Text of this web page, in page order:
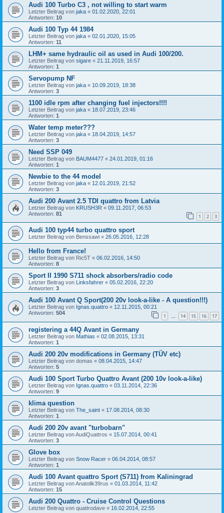
Audi 100 Turbo C3 , not willing to start warm
Letzter Beitrag von jaka « 01.02.2020, 22:01
Antworten: 10
Audi 100 Typ 44 1984
Letzter Beitrag von jaka « 02.01.2020, 15:05
Antworten: 11
LHM+ same hydraulic oil as used in Audi 100/200.
Letzter Beitrag von sigare « 21.11.2019, 16:57
Antworten: 1
Servopump NF
Letzter Beitrag von jaka « 10.09.2019, 18:38
Antworten: 3
1100 idle rpm after changing fuel injectors!!!!
Letzter Beitrag von jaka « 18.07.2019, 23:46
Antworten: 1
Water temp meter???
Letzter Beitrag von jaka « 18.04.2019, 14:57
Antworten: 3
Need SSP 049
Letzter Beitrag von BAUM4477 « 24.01.2019, 01:16
Antworten: 1
Newbie to the 44 model
Letzter Beitrag von jaka « 12.01.2019, 21:52
Antworten: 3
Audi 200 Avant 2.5 TDI quattro from Latvia
Letzter Beitrag von KRUSH3R « 09.11.2017, 06:53
Antworten: 81 1 2 3
Audi 100 typ44 turbo quattro sport
Letzter Beitrag von Benssawi « 26.05.2016, 12:28
Hello from France!
Letzter Beitrag von Ric5T « 06.02.2016, 14:50
Antworten: 8
Sport II 1990 S711 shock absorbers/radio code
Letzter Beitrag von Linksfahrer « 05.02.2016, 22:20
Antworten: 3
Audi 100 Avant Q Sport(200 20v look-a-like - A question!!!)
Letzter Beitrag von Ignas.quattro « 12.11.2015, 00:21
Antworten: 504 1 … 14 15 16 17
registering a 44Q Avant in Germany
Letzter Beitrag von Mathias « 02.08.2015, 13:31
Antworten: 1
Audi 200 20v modifications in Germany (TÜV etc)
Letzter Beitrag von domas « 08.04.2015, 14:47
Antworten: 5
Audi 100 Sport Turbo Quattro Avant (200 10v look-a-like)
Letzter Beitrag von Ignas.quattro « 03.11.2014, 22:36
Antworten: 9
klima question
Letzter Beitrag von The_saint « 17.08.2014, 08:30
Antworten: 1
Audi 200 20v avant "turbobarn"
Letzter Beitrag vonAudiQuattros « 15.07.2014, 00:41
Antworten: 3
Glove box
Letzter Beitrag von Snow Racer « 06.04.2014, 08:57
Antworten: 1
Audi 100 Avant quattro Sport (S711) from Kaliningrad
Letzter Beitrag vonAnatolik39rus « 01.03.2014, 11:42
Antworten: 15
Audi 200 Quattro - Cruise Control Questions
Letzter Beitrag von quattrodave « 16.02.2014, 22:55